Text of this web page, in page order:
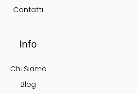
Contatti
Info
Chi Siamo
Blog